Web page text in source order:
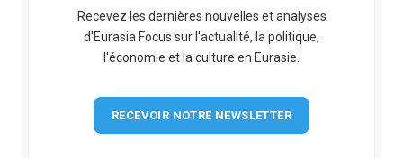
Recevez les dernières nouvelles et analyses
d'Eurasia Focus sur l'actualité, la politique,
l'économie et la culture en Eurasie.
RECEVOIR NOTRE NEWSLETTER